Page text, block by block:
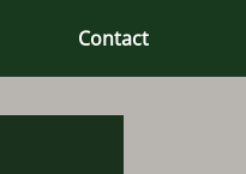
Contact